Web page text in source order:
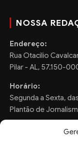
NOSSA
Endereço:
Rua Otacilio
Pilar - AL, 57.150-
Horário:
Segunda a Sexta,
Plantão de